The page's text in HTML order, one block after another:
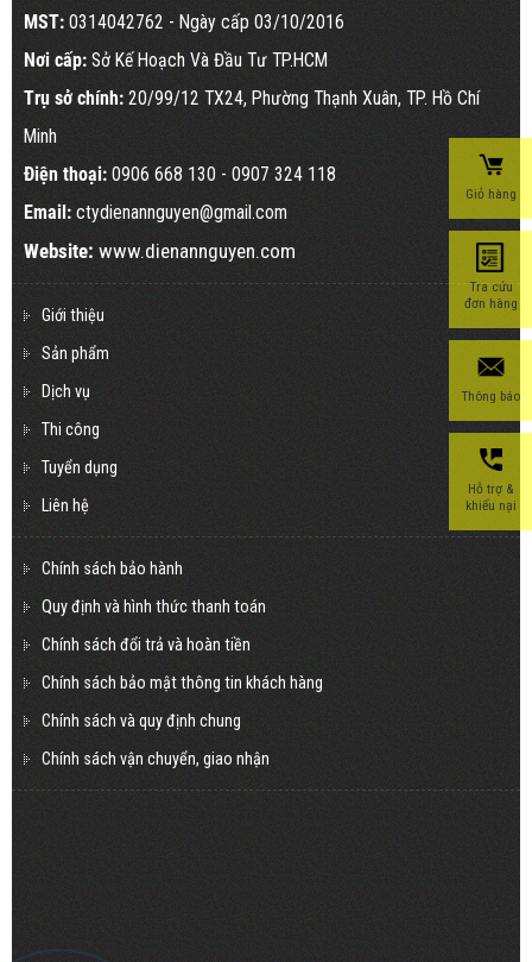
MST: 0314042762 - Ngày cấp 03/10/2016
Nơi cấp: Sở Kế Hoạch Và Đầu Tư TP.HCM
Trụ sở chính: 20/99/12 TX24, Phường Thạnh Xuân, TP. Hồ Chí
Minh
Điện thoại: 0906 668 130 - 0907 324 118
Email: ctydienannguyen@gmail.com
Website: www.dienannguyen.com
Giới thiệu
Sản phẩm
Dịch vụ
Thi công
Tuyển dụng
Liên hệ
Chính sách bảo hành
Quy định và hình thức thanh toán
Chính sách đổi trả và hoàn tiền
Chính sách bảo mật thông tin khách hàng
Chính sách và quy định chung
Chính sách vận chuyển, giao nhận
Giỏ hàng
Tra cứu
đơn hàng
Thông báo
Hỗ trợ &
khiếu nại